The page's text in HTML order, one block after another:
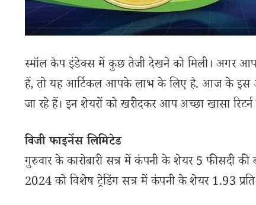
स्मॉल कैप इंडेक्स में कुछ तेजी देखने को मिली। अगर
हैं, तो यह आर्टिकल आपके लाभ के लिए है. आज के इस
जा रहे हैं। इन शेयरों को खरीदकर आप अच्छा खासा
विजी फाइनेंस लिमिटेड
गुरुवार के कारोबारी सत्र में कंपनी के शेयर 5 फीसदी
2024 को विशेष ट्रेडिंग सत्र में कंपनी के शेयर 1.93